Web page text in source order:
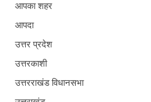
आपका शहर
आपदा
उत्तर प्रदेश
उत्तरकाशी
उत्तरराखंड विधानसभा